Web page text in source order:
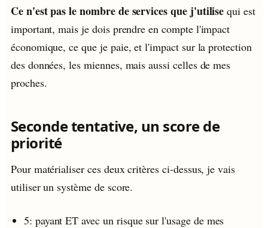
Ce n'est pas le nombre de services que j'utilise qui est
important, mais je dois prendre en compte l'impact
économique, ce que je paie, et l'impact sur la protection
des données, les miennes, mais aussi celles de mes
proches.
Seconde tentative, un score de
priorité
Pour matérialiser ces deux critères ci-dessus, je vais
utiliser un système de score.
5: payant ET avec un risque sur l'usage de mes